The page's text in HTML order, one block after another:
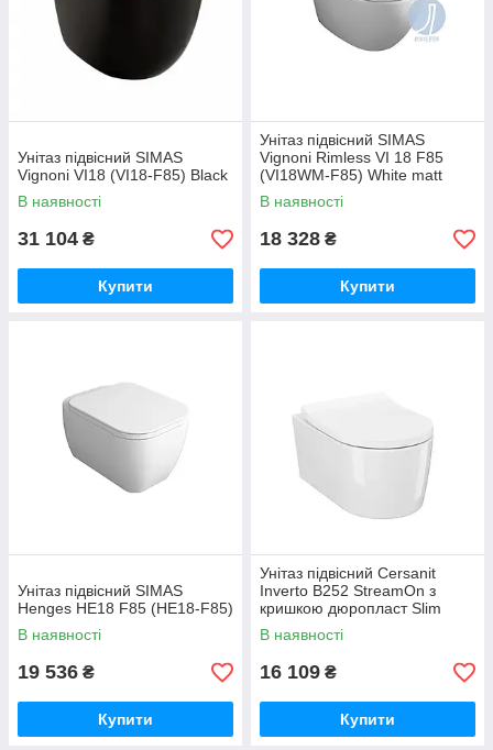
Унітаз підвісний SIMAS
Vignoni VI18 (VI18-F85) Black
В наявності
31 104 ₴
Купити
Унітаз підвісний SIMAS
Vignoni Rimless VI 18 F85
(VI18WM-F85) White matt
В наявності
18 328 ₴
Купити
Унітаз підвісний SIMAS
Henges HE18 F85 (HE18-F85)
В наявності
19 536 ₴
Купити
Унітаз підвісний Cersanit
Inverto B252 StreamOn з
кришкою дюропласт Slim
Wrap
В наявності
16 109 ₴
Купити